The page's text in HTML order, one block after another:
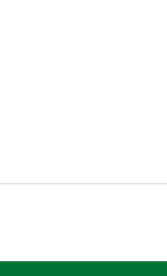
edistää kestävää